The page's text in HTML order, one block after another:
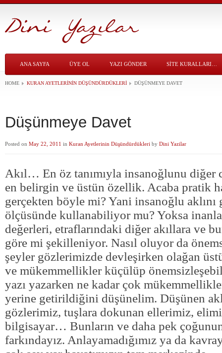
ANA SAYFA ÜYE OL YAZI GÖNDER SITE KURALLARI…
HOME KURAN AYETLERININ DÜŞÜNDÜRDÜKLERI DÜŞÜNMEYE DAVET
Düşünmeye Davet
Posted on May 22, 2011 in Kuran Ayetlerinin Düşündürdükleri by Dini Yazilar
Akıl… En öz tanımıyla insanoğlunu diğer
en belirgin ve üstün özellik. Acaba pratik
gerçekten böyle mi? Yani insanoğlu aklını
ölçüsünde kullanabiliyor mu? Yoksa
değerleri, etraflarındaki diğer akıllara ve
göre mi şekilleniyor. Nasıl oluyor da
şeyler gözlerimizde devleşirken olağan
ve mükemmellikler küçülüp
yazı yazarken ne kadar çok
yerine getirildiğini düşünelim. Düşünen
gözlerimiz, tuşlara dokunan ellerimiz,
bilgisayar… Bunların ve daha pek
farkındayız. Anlayamadığımız ya da